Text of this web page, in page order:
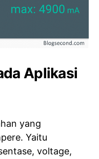
Aplikasi
yang
Yaitu
voltage,